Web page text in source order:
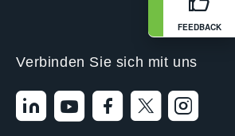
FEEDBACK
Verbinden Sie sich mit uns